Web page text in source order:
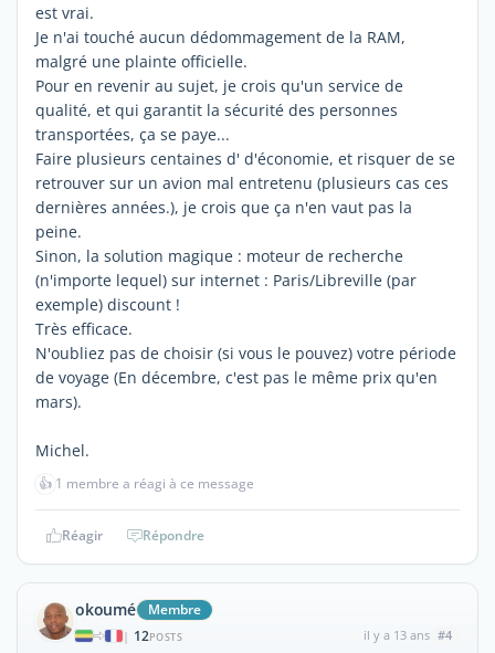
est vrai.
Je n'ai touché aucun dédommagement de la RAM,
malgré une plainte officielle.
Pour en revenir au sujet, je crois qu'un service de
qualité, et qui garantit la sécurité des personnes
transportées, ça se paye...
Faire plusieurs centaines d' d'économie, et risquer de se
retrouver sur un avion mal entretenu (plusieurs cas ces
dernières années.), je crois que ça n'en vaut pas la
peine.
Sinon, la solution magique : moteur de recherche
(n'importe lequel) sur internet : Paris/Libreville (par
exemple) discount !
Très efficace.
N'oubliez pas de choisir (si vous le pouvez) votre période
de voyage (En décembre, c'est pas le même prix qu'en
mars).
Michel.
👍 1 membre a réagi à ce message
Réagir Répondre
okoumé Membre
| 12POSTS il y a 13 ans #4